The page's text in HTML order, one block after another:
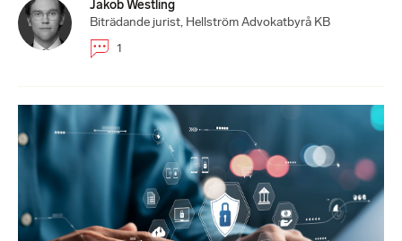
Jakob Westling
Biträdande jurist, Hellström Advokatbyrå KB
1